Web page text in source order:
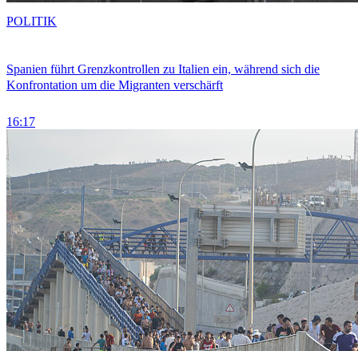
Spanien führt Grenzkontrollen zu Italien ein, während sich die
Konfrontation um die Migranten verschärft
16:17
POLITIK